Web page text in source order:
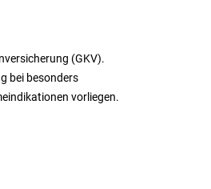
(GKV).
bei besonders
vorliegen.